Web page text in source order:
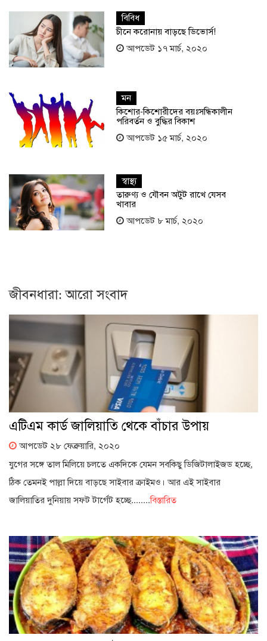
বিবিধ
চীনে করোনায় বাড়ছে ডিভোর্স!
আপডেট ১৭ মার্চ, ২০২০
মন
কিশোর-কিশোরীদের বয়ঃসন্ধিকালীন
পরিবর্তন ও বুদ্ধির বিকাশ
আপডেট ১৫ মার্চ, ২০২০
স্বাস্থ্য
তারুণ্য ও যৌবন অটুট রাখে যেসব
খাবার
আপডেট ৮ মার্চ, ২০২০
জীবনধারা: আরো সংবাদ
এটিএম কার্ড জালিয়াতি থেকে বাঁচার উপায়
আপডেট ২৮ ফেব্রুয়ারি, ২০২০
যুগের সঙ্গে তাল মিলিয়ে চলতে একদিকে যেমন সবকিছু ডিজিটালাইজড হচ্ছে,
ঠিক তেমনই পাল্লা দিয়ে বাড়ছে সাইবার ক্রাইমও। আর এই সাইবার
জালিয়াতির দুনিয়ায় সফট টার্গেট হচ্ছে........বিস্তারিত